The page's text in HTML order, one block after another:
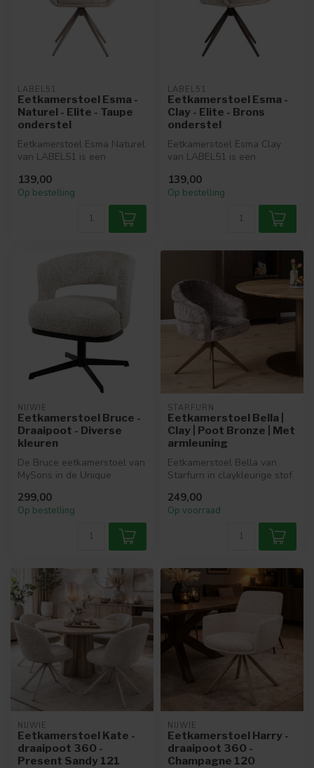
LABEL51
Eetkamerstoel Esma -
Naturel - Elite - Taupe
onderstel
Eetkamerstoel Esma Naturel
van LABEL51 is een
eetkamerstoel be...
139,00
Op bestelling
LABEL51
Eetkamerstoel Esma -
Clay - Elite - Brons
onderstel
Eetkamerstoel Esma Clay
van LABEL51 is een
eetkamerstoel ...
139,00
Op bestelling
NIJWIE
Eetkamerstoel Bruce -
Draaipoot - Diverse
kleuren
De Bruce eetkamerstoel van
MySons in de Unique
comf...
299,00
Op bestelling
STARFURN
Eetkamerstoel Bella |
Clay | Poot Bronze | Met
armleuning
Eetkamerstoel Bella van
Starfurn in claykleurige stof
249,00
Op voorraad
NIJWIE
Eetkamerstoel Kate -
draaipoot 360 -
Present Sandy 121
NIJWIE
Eetkamerstoel Harry -
draaipoot 360 -
Champagne 120